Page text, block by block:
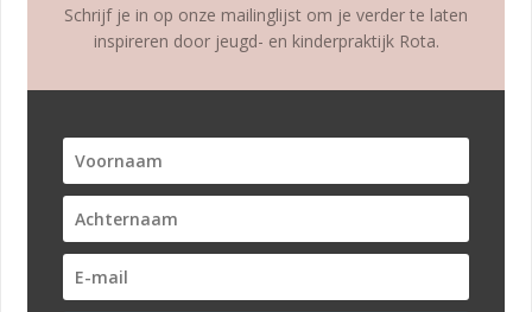
Schrijf je in op onze mailinglijst om je verder te laten
inspireren door jeugd- en kinderpraktijk Rota.